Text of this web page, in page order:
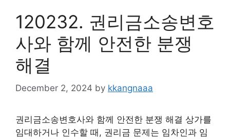
120232. 권리금소송변호
사와 함께 안전한 분쟁
해결
December 2, 2024 by kkangnaaa
권리금소송변호사와 함께 안전한 분쟁 해결 상가를
임대하거나 인수할 때, 권리금 문제는 임차인과 임